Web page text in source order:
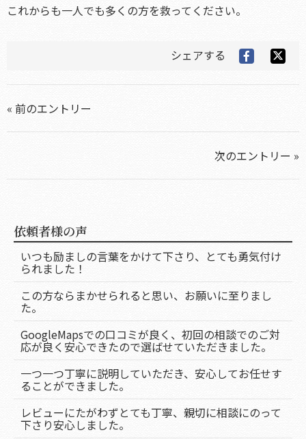
これからも一人でも多くの方を救ってください。
シェアする
« 前のエントリー
次のエントリー »
依頼者様の声
いつも励ましの言葉をかけて下さり、とても勇気付け
られました！
この方ならまかせられると思い、お願いに至りまし
た。
GoogleMapsでの口コミが良く、初回の相談でのご対
応が良く安心できたので選ばせていただきました。
一つ一つ丁寧に説明していただき、安心してお任せす
ることができました。
レビューにたがわずとても丁寧、親切に相談にのって
下さり安心しました。